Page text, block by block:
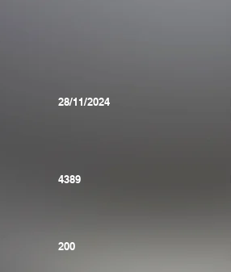
28/11/2024
4389
200